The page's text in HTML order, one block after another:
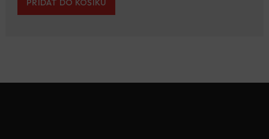
PŘIDAT DO KOŠÍKU